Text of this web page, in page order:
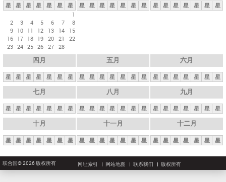
星 星 星 星 星 星
星
1
2
3 4 5 6 7
8
9 10 11 12 13 14
15
16 17 18 19 20 21
22
23 24 25 26 27 28
星 星 星 星 星 星 星 星 星 星 星 星 星 星
四月
星 星 星 星 星 星 星
五月
星 星 星 星 星 星 星
六月
星 星 星 星 星 星 星
七月
星 星 星 星 星 星 星
八月
星 星 星 星 星 星 星
九月
星 星 星 星 星 星 星
十月
星 星 星 星 星 星 星
十一月
星 星 星 星 星 星 星
十二月
星 星 星 星 星 星 星
联合国© 2026 版权所有 网址索引 网站地图 联系我们 版权所有